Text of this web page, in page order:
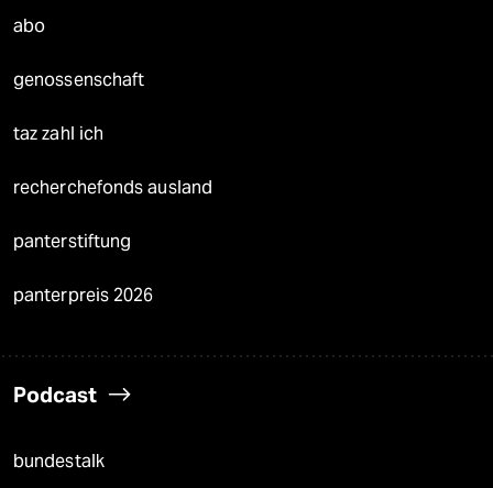
abo
genossenschaft
taz zahl ich
recherchefonds ausland
panterstiftung
panterpreis 2026
Podcast
bundestalk